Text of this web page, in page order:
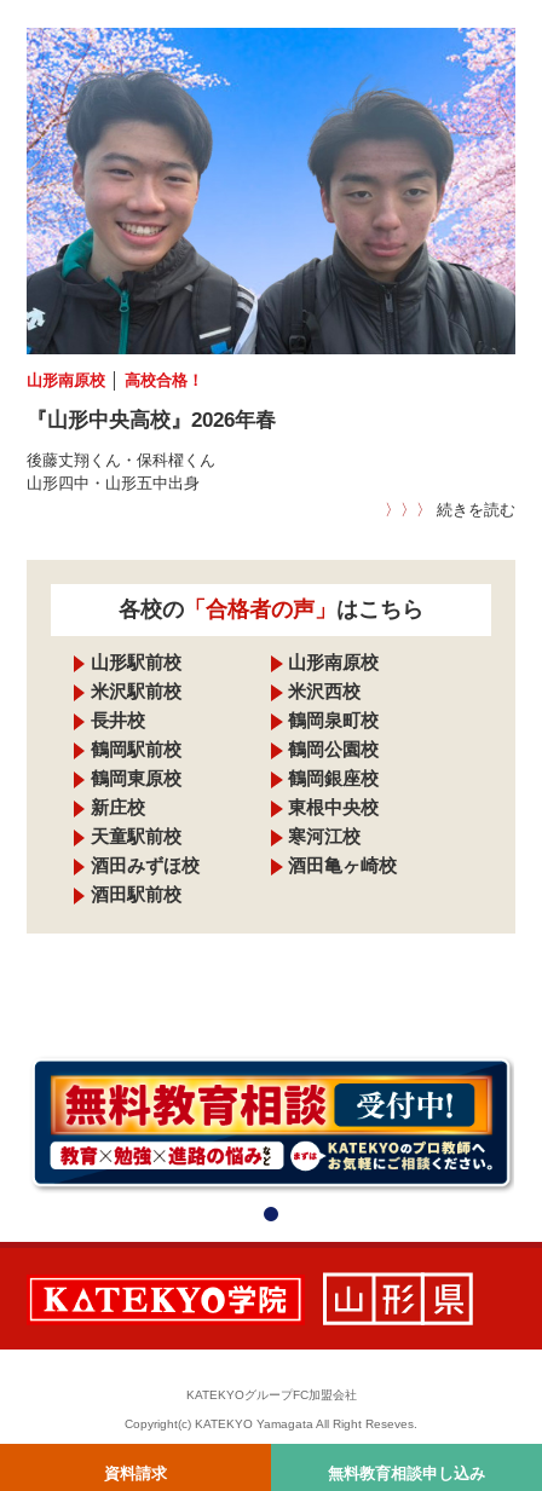
山形南原校 │高校合格！
『山形中央高校』2026年春
後藤丈翔くん・保科櫂くん
山形四中・山形五中出身
〉〉〉
続きを読む
各校の 「合格者の声」 はこちら
山形駅前校
山形南原校
米沢駅前校
米沢西校
長井校
鶴岡泉町校
鶴岡駅前校
鶴岡公園校
鶴岡東原校
鶴岡銀座校
新庄校
東根中央校
天童駅前校
寒河江校
酒田みずほ校
酒田亀ヶ崎校
酒田駅前校
資料請求 無料教育相談申し込み
KATEKYOグループFC加盟会社
Copyright(c) KATEKYO Yamagata All Right Reseves.